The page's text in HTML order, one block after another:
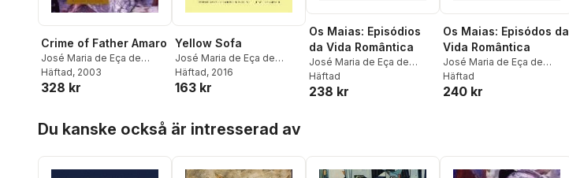
Crime of Father Amaro
José Maria de Eça de
Queirós
Häftad, 2003
328 kr
Yellow Sofa
José Maria de Eça de
Queirós
Häftad, 2016
163 kr
Os Maias: Episódios
da Vida Romântica
José Maria de Eça de
Queirós
Häftad
238 kr
Os Maias: Episódos da
Vida Romântica
José Maria de Eça de
Queirós
Häftad
240 kr
Du kanske också är intresserad av